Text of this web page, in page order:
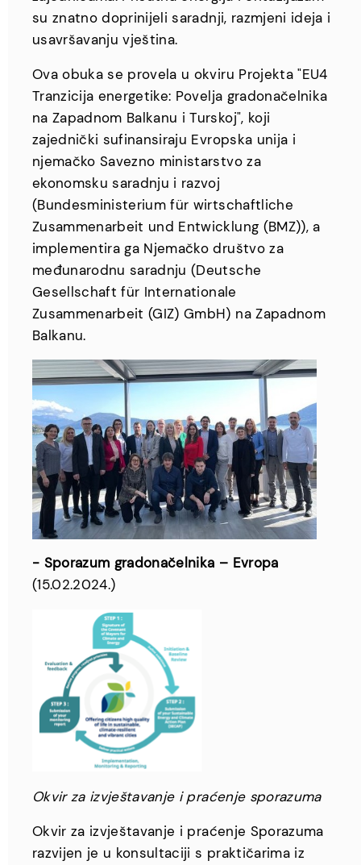
su znatno doprinijeli saradnji, razmjeni ideja i
usavršavanju vještina.
Ova obuka se provela u okviru Projekta "EU4
Tranzicija energetike: Povelja gradonačelnika
na Zapadnom Balkanu i Turskoj", koji
zajednički sufinansiraju Evropska unija i
njemačko Savezno ministarstvo za
ekonomsku saradnju i razvoj
(Bundesministerium für wirtschaftliche
Zusammenarbeit und Entwicklung (BMZ)), a
implementira ga Njemačko društvo za
međunarodnu saradnju (Deutsche
Gesellschaft für Internationale
Zusammenarbeit (GIZ) GmbH) na Zapadnom
Balkanu.
- Sporazum gradonačelnika – Evropa
(15.02.2024.)
Okvir za izvještavanje i praćenje sporazuma
Okvir za izvještavanje i praćenje Sporazuma
razvijen je u konsultaciji s praktičarima iz